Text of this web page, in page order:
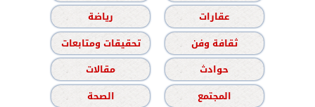
عقارات
رياضة
ثقافة وفن
تحقيقات ومتابعات
حوادث
مقالات
المجتمع
الصحة